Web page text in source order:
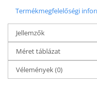
Termékmegfelelőségi
Jellemzők
Méret táblázat
Vélemények(0)